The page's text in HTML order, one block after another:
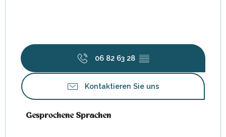
06 82 63 28 ▒▒
Kontaktieren Sie uns
Gesprochene Sprachen
Gesprochene Sprachen